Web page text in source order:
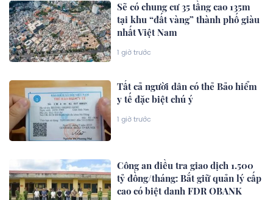
Sẽ có chung cư 35 tầng cao 135m
tại khu “đất vàng” thành phố giàu
nhất Việt Nam
1 giờ trước
Tất cả người dân có thẻ Bảo hiểm
y tế đặc biệt chú ý
1 giờ trước
Công an điều tra giao dịch 1.500
tỷ đồng/tháng: Bắt giữ quản lý cấp
cao có biệt danh FDR OBANK